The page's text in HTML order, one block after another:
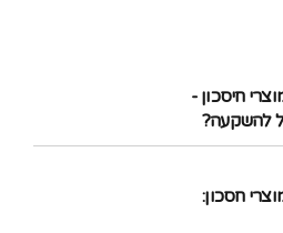
חיסכון -
להשקעה?
חסכון: